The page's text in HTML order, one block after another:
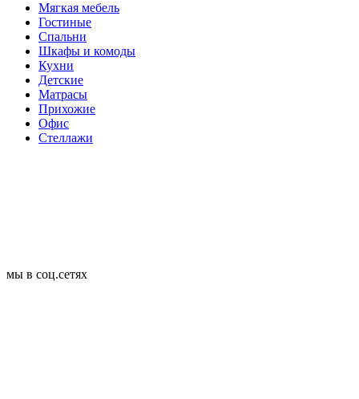
Мягкая мебель
Гостиные
Спальни
Шкафы и комоды
Кухни
Детские
Матрасы
Прихожие
Офис
Стеллажи
мы в соц.сетях